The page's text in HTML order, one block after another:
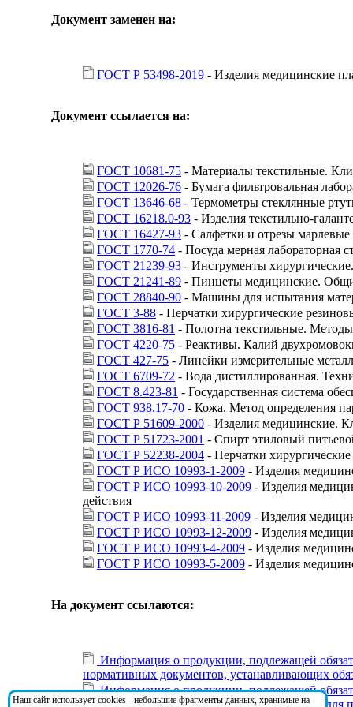
Документ заменен на:
ГОСТ Р 53498-2019 - Изделия медицинские
Документ ссылается на:
ГОСТ 10681-75 - Материалы текстильные.
ГОСТ 12026-76 - Бумага фильтровальная
ГОСТ 13646-68 - Термометры стеклянные
ГОСТ 16218.0-93 - Изделия текстильно-
ГОСТ 16427-93 - Салфетки и отрезы
ГОСТ 1770-74 - Посуда мерная лабораторная
ГОСТ 21239-93 - Инструменты
ГОСТ 21241-89 - Пинцеты медицинские.
ГОСТ 28840-90 - Машины для испытания
ГОСТ 3-88 - Перчатки хирургические
ГОСТ 3816-81 - Полотна текстильные.
ГОСТ 4220-75 - Реактивы. Калий
ГОСТ 427-75 - Линейки измерительные
ГОСТ 6709-72 - Вода дистиллированная.
ГОСТ 8.423-81 - Государственная система
ГОСТ 938.17-70 - Кожа. Метод определения
ГОСТ Р 51609-2000 - Изделия медицинские.
ГОСТ Р 51723-2001 - Спирт этиловый
ГОСТ Р 52238-2004 - Перчатки
ГОСТ Р ИСО 10993-1-2009 - Изделия
ГОСТ Р ИСО 10993-10-2009 - Изделия
действия
ГОСТ Р ИСО 10993-11-2009 - Изделия
ГОСТ Р ИСО 10993-12-2009 - Изделия
ГОСТ Р ИСО 10993-4-2009 - Изделия
ГОСТ Р ИСО 10993-5-2009 - Изделия
На документ ссылаются:
Информация о продукции, подлежащей
нормативных документов, устанавливающих
Информация о продукции, подлежащей
устанавливающих обязательные требования для
Наш сайт использует cookies - небольшие фрагменты данных, хранимые на